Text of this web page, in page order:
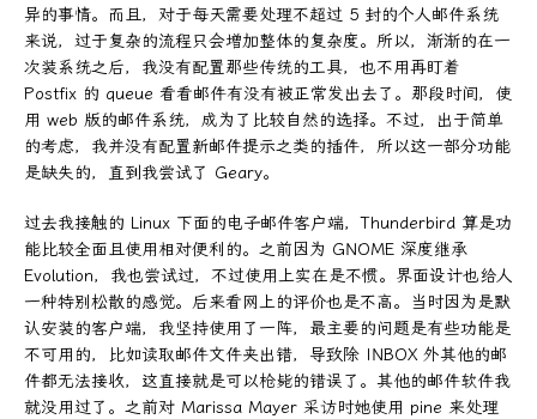
异的事情。而且，对于每天需要处理不超过 5 封的个人邮件系统
来说，过于复杂的流程只会增加整体的复杂度。所以，渐渐的在一
次装系统之后，我没有配置那些传统的工具，也不用再盯着
Postfix 的 queue 看看邮件有没有被正常发出去了。那段时间，使
用 web 版的邮件系统，成为了比较自然的选择。不过，出于简单
的考虑，我并没有配置新邮件提示之类的插件，所以这一部分功能
是缺失的，直到我尝试了 Geary。
过去我接触的 Linux 下面的电子邮件客户端，Thunderbird 算是功
能比较全面且使用相对便利的。之前因为 GNOME 深度继承
Evolution，我也尝试过，不过使用上实在是不惯。界面设计也给人
一种特别松散的感觉。后来看网上的评价也是不高。当时因为是默
认安装的客户端，我坚持使用了一阵，最主要的问题是有些功能是
不可用的，比如读取邮件文件夹出错，导致除 INBOX 外其他的邮
件都无法接收，这直接就是可以枪毙的错误了。其他的邮件软件我
就没用过了。之前对 Marissa Mayer 采访时她使用 pine 来处理